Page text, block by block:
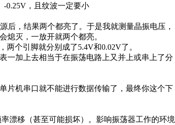
-0.25V，且纹波一定要小
后，结果两个都亮了。于是我就测量晶振电压，
熄灭，一放开就两个都亮。
个引脚就分别成了5.4V和0.02V了。
一加上去相当于在振荡电路上又并上或串上了分
片机串口就不能进行数据传输了，最终你这个下
漂移（甚至可能损坏）。影响振荡器工作的环境